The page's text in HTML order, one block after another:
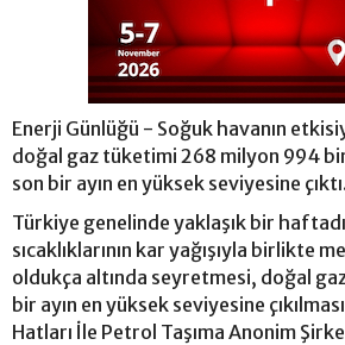
Enerji Günlüğü - Soğuk havanın
doğal gaz tüketimi 268 milyon 994
son bir ayın en yüksek seviyesine
Türkiye genelinde yaklaşık bir
sıcaklıklarının kar yağışıyla birlikte
oldukça altında seyretmesi, doğal
bir ayın en yüksek seviyesine
Hatları İle Petrol Taşıma Anonim